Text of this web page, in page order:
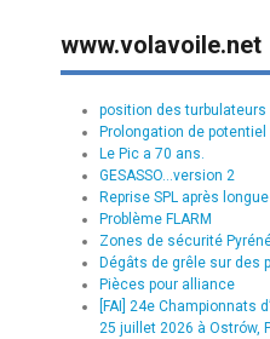
www.volavoile.net
position des turbulateurs
Prolongation de potentiel
Le Pic a 70 ans.
GESASSO...version 2
Reprise SPL après
Problème FLARM
Zones de sécurité
Dégâts de grêle sur des
Pièces pour alliance
[FAI] 24e Championnats
25 juillet 2026 à Ostrów,